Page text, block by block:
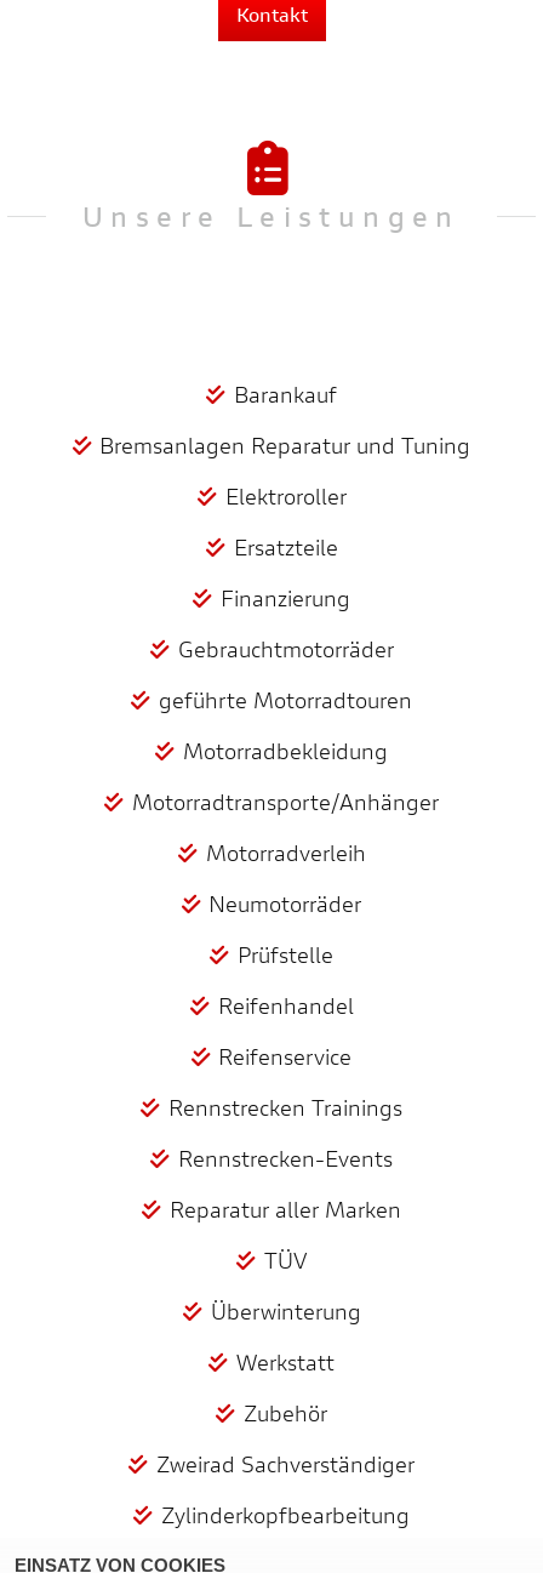
Kontakt
Unsere Leistungen
Barankauf
Bremsanlagen Reparatur und Tuning
Elektroroller
Ersatzteile
Finanzierung
Gebrauchtmotorräder
geführte Motorradtouren
Motorradbekleidung
Motorradtransporte/Anhänger
Motorradverleih
Neumotorräder
Prüfstelle
Reifenhandel
Reifenservice
Rennstrecken Trainings
Rennstrecken-Events
Reparatur aller Marken
TÜV
Überwinterung
Werkstatt
Zubehör
Zweirad Sachverständiger
Zylinderkopfbearbeitung
EINSATZ VON COOKIES